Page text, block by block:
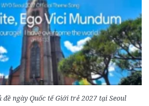
đề ngày Quốc tế Giới trẻ 2027 tại Seoul